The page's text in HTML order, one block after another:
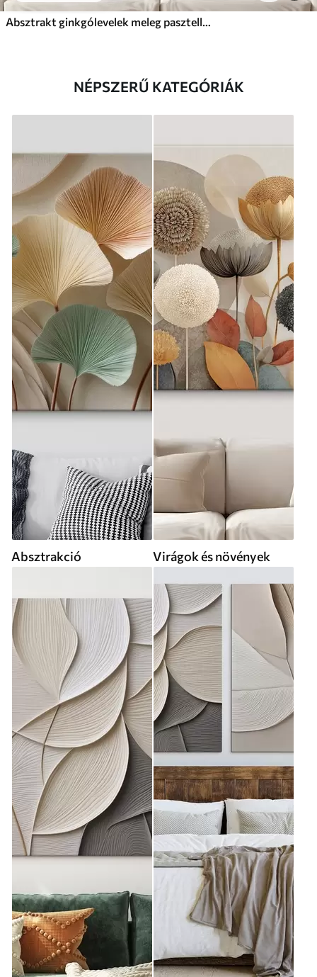
Absztrakt ginkgólevelek meleg pasztell színekben
NÉPSZERŰ KATEGÓRIÁK
Absztrakció Virágok és növények